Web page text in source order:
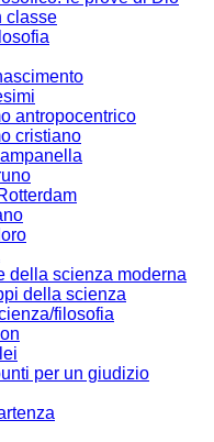
classe
antropocentrico
cristiano
della scienza moderna
della scienza
filosofia
per un giudizio